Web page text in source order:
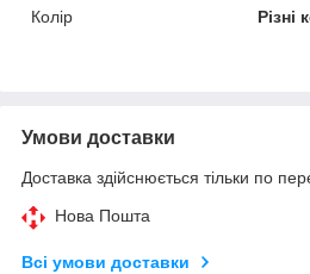
Колір
Різні
Умови доставки
Доставка здійснюється тільки по
Нова Пошта
Всі умови доставки